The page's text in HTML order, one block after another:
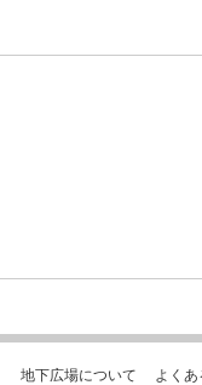
地下広場について
よく